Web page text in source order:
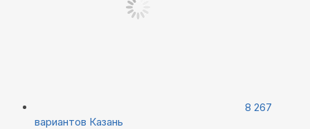
8 267
вариантов Казань